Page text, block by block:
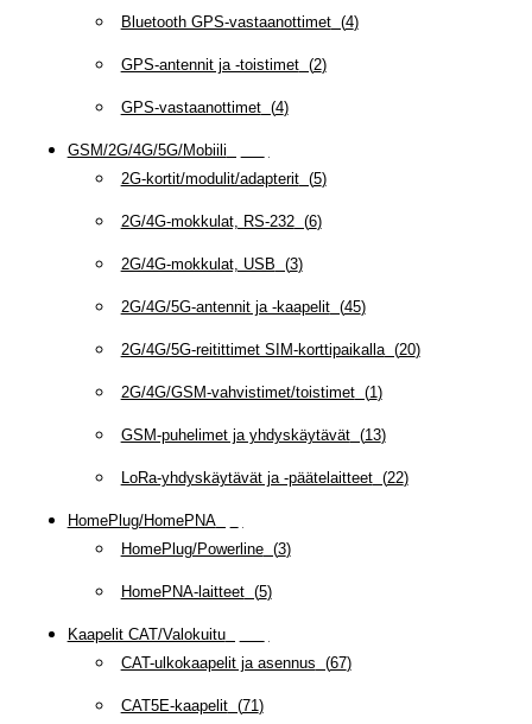
Bluetooth GPS-vastaanottimet(4)
GPS-antennit ja -toistimet(2)
GPS-vastaanottimet(4)
GSM/2G/4G/5G/Mobiili
2G-kortit/modulit/adapterit(5)
2G/4G-mokkulat, RS-232(6)
2G/4G-mokkulat, USB (3)
2G/4G/5G-antennit ja -kaapelit(45)
2G/4G/5G-reitittimet SIM-korttipaikalla(20)
2G/4G/GSM-vahvistimet/toistimet(1)
GSM-puhelimet ja yhdyskäytävät(13)
LoRa-yhdyskäytävät ja -päätelaitteet(22)
HomePlug/HomePNA(
HomePlug/Powerline(3)
HomePNA-laitteet(5)
Kaapelit CAT/Valokuitu(
CAT-ulkokaapelit ja asennus (67)
CAT5E-kaapelit(71)